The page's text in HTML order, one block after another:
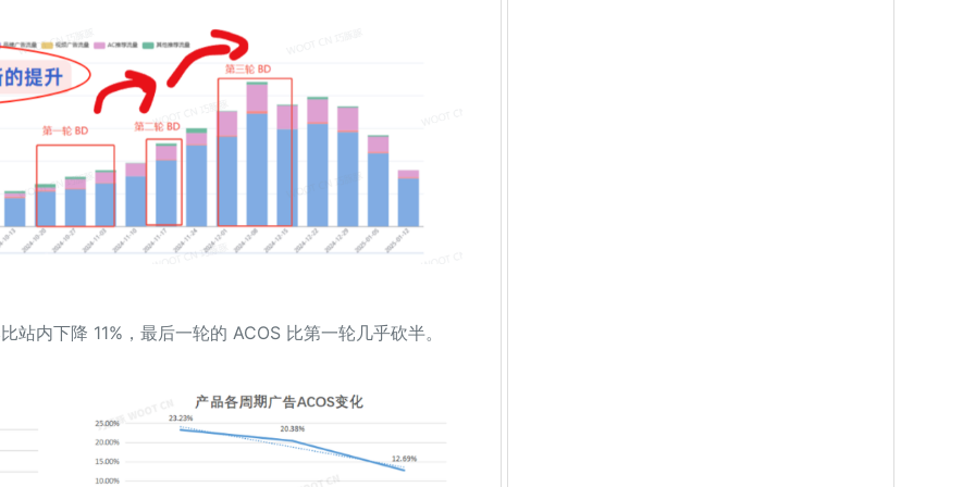
内下降 11%，最后一轮的 ACOS 比第一轮几乎砍半。